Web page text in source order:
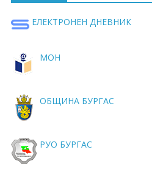
ЕЛЕКТРОНЕН ДНЕВНИК
МОН
ОБЩИНА БУРГАС
РУО БУРГАС